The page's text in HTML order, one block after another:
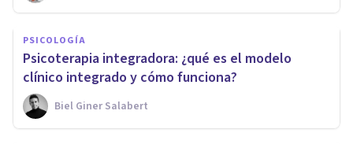
PSICOLOGÍA
Psicoterapia integradora: ¿qué es el modelo
clínico integrado y cómo funciona?
Biel Giner Salabert